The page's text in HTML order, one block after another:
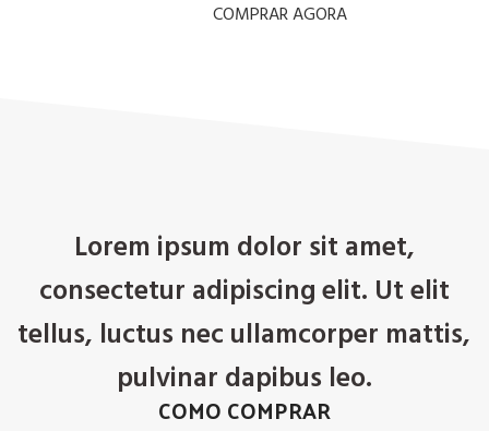
COMPRAR AGORA
Lorem ipsum dolor sit amet,
consectetur adipiscing elit. Ut elit
tellus, luctus nec ullamcorper mattis,
pulvinar dapibus leo.
COMO COMPRAR